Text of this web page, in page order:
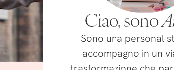
Ciao, sono
Sono una personal
accompagno in un